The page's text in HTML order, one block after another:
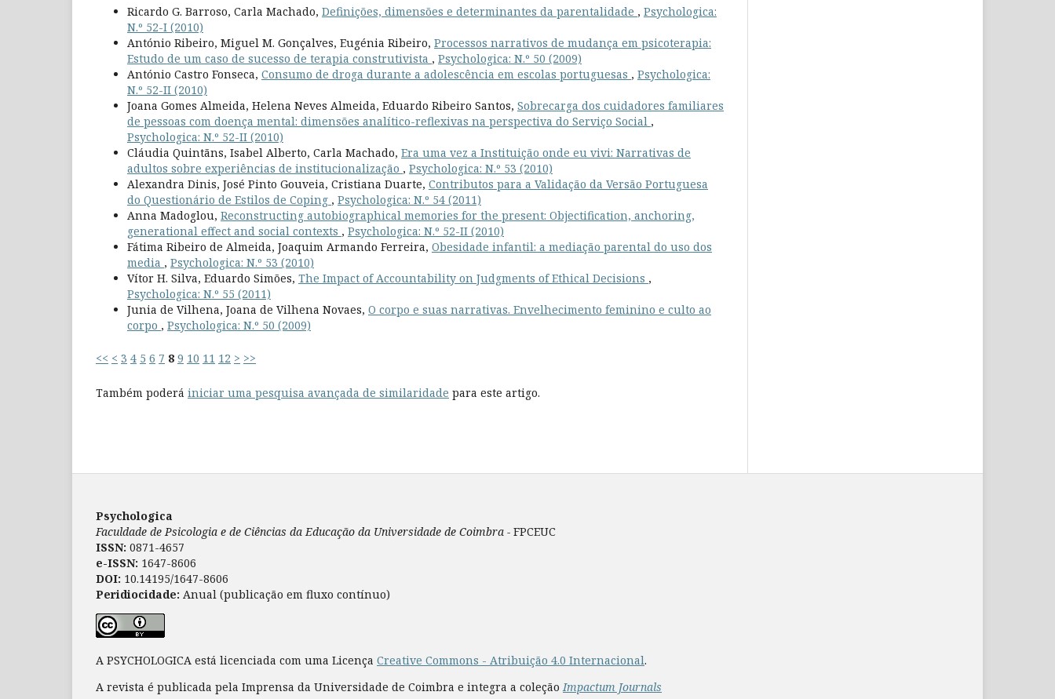
Ricardo G. Barroso, Carla Machado, Definições, dimensões e determinantes da parentalidade , Psychologica:
N.º 52-I (2010)
António Ribeiro, Miguel M. Gonçalves, Eugénia Ribeiro, Processos narrativos de mudança em psicoterapia:
Estudo de um caso de sucesso de terapia construtivista , Psychologica: N.º 50 (2009)
António Castro Fonseca, Consumo de droga durante a adolescência em escolas portuguesas , Psychologica:
N.º 52-II (2010)
Joana Gomes Almeida, Helena Neves Almeida, Eduardo Ribeiro Santos, Sobrecarga dos cuidadores familiares
de pessoas com doença mental: dimensões analítico-reflexivas na perspectiva do Serviço Social ,
Psychologica: N.º 52-II (2010)
Cláudia Quintãns, Isabel Alberto, Carla Machado, Era uma vez a Instituição onde eu vivi: Narrativas de
adultos sobre experiências de institucionalização , Psychologica: N.º 53 (2010)
Alexandra Dinis, José Pinto Gouveia, Cristiana Duarte, Contributos para a Validação da Versão Portuguesa
do Questionário de Estilos de Coping , Psychologica: N.º 54 (2011)
Anna Madoglou, Reconstructing autobiographical memories for the present: Objectification, anchoring,
generational effect and social contexts , Psychologica: N.º 52-II (2010)
Fátima Ribeiro de Almeida, Joaquim Armando Ferreira, Obesidade infantil: a mediação parental do uso dos
media , Psychologica: N.º 53 (2010)
Vítor H. Silva, Eduardo Simões, The Impact of Accountability on Judgments of Ethical Decisions ,
Psychologica: N.º 55 (2011)
Junia de Vilhena, Joana de Vilhena Novaes, O corpo e suas narrativas. Envelhecimento feminino e culto ao
corpo , Psychologica: N.º 50 (2009)
<< < 3 4 5 6 7 8 9 10 11 12 > >>
Também poderá iniciar uma pesquisa avançada de similaridade para este artigo.
Psychologica
Faculdade de Psicologia e de Ciências da Educação da Universidade de Coimbra - FPCEUC
ISSN: 0871-4657
e-ISSN: 1647-8606
DOI: 10.14195/1647-8606
Peridiocidade: Anual (publicação em fluxo contínuo)
A PSYCHOLOGICA está licenciada com uma Licença Creative Commons - Atribuição 4.0 Internacional.
A revista é publicada pela Imprensa da Universidade de Coimbra e integra a coleçãoImpactum Journals